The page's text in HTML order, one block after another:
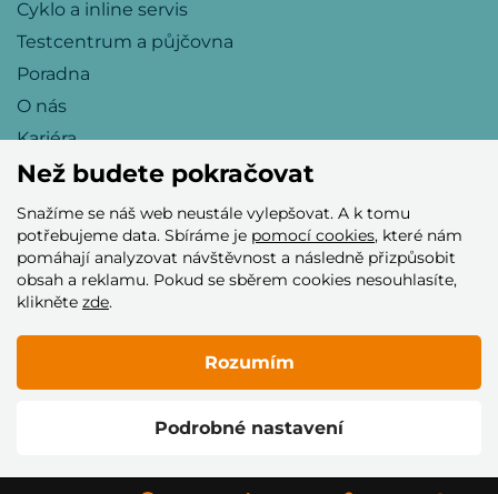
Cyklo a inline servis
Testcentrum a půjčovna
Poradna
O nás
Kariéra
Přijímáme tyto platební karty
© 2005–2026 Helia Trade s.r.o.
Než budete pokračovat
Snažíme se náš web neustále vylepšovat. A k tomu
potřebujeme data. Sbíráme je pomocí cookies, které nám
pomáhají analyzovat návštěvnost a následně přizpůsobit
obsah a reklamu. Pokud se sběrem cookies nesouhlasíte,
klikněte zde.
Podrobné nastavení
Rozumím